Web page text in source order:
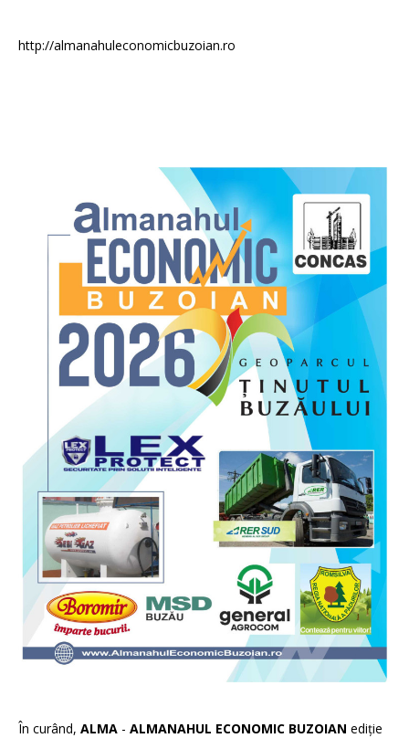
http://almanahuleconomicbuzoian.ro
În curând, ALMA - ALMANAHUL ECONOMIC BUZOIAN ediție